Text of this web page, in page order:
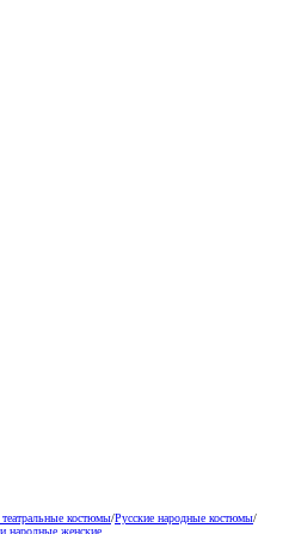
костюмы/Русские народные костюмы/
народные женские